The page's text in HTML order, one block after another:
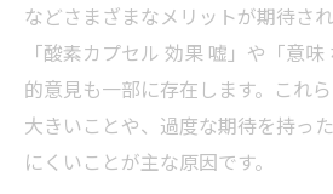
などさまざまなメリットが期待さ
「酸素カプセル 効果 嘘」や「意
的意見も一部に存在します。これ
大きいことや、過度な期待を持っ
にくいことが主な原因です。